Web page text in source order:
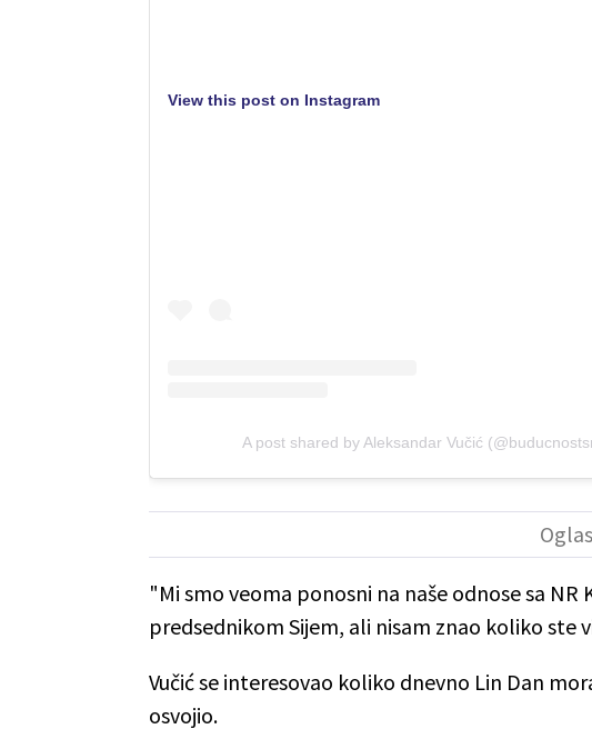
View this post on Instagram
A post shared by Aleksandar Vučić
"Mi smo veoma ponosni na naše odnose sa
predsednikom Sijem, ali nisam znao koliko ste
Vučić se interesovao koliko dnevno Lin Dan
osvojio.